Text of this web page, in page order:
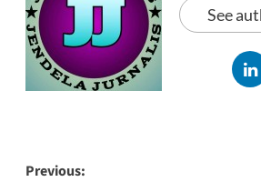
See
Previous: